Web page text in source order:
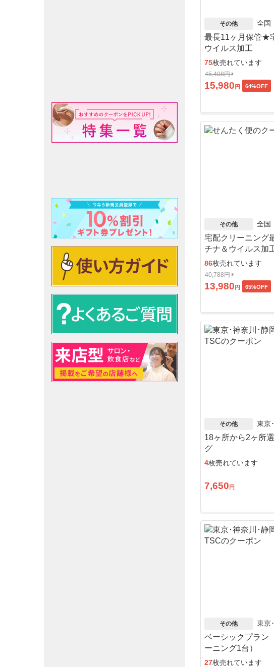
その他 全国
最長11ヶ月保管★
ウイルス加工
75枚売れています
45,408円
15,980 円 64%OFF
その他 全国
宅配クリーニング
チナ＆ウイルス加
86枚売れています
40,788円
13,980 円 65%OFF
その他 東京
18ヶ所から2ヶ所
グ
4枚売れています
7,650 円
その他 東京
ベーシックプラン
ーニング1台）
27枚売れています